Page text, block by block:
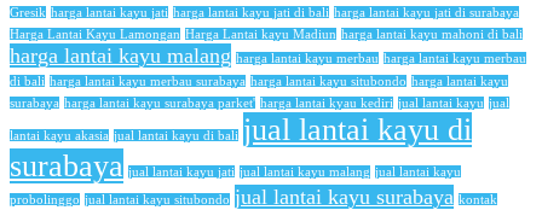
Gresik harga lantai kayu jati harga lantai kayu jati di bali harga lantai kayu jati di surabaya
Harga Lantai Kayu Lamongan Harga Lantai kayu Madiun harga lantai kayu mahoni di bali
harga lantai kayu malang harga lantai kayu merbau harga lantai kayu merbau
di bali harga lantai kayu merbau surabaya harga lantai kayu situbondo harga lantai kayu
surabaya harga lantai kayu surabaya parket' harga lantai kyau kediri jual lantai kayu jual
lantai kayu akasia jual lantai kayu di bali jual lantai kayu di
surabaya jual lantai kayu jati jual lantai kayu malang jual lantai kayu
probolinggo jual lantai kayu situbondo jual lantai kayu surabaya kontak